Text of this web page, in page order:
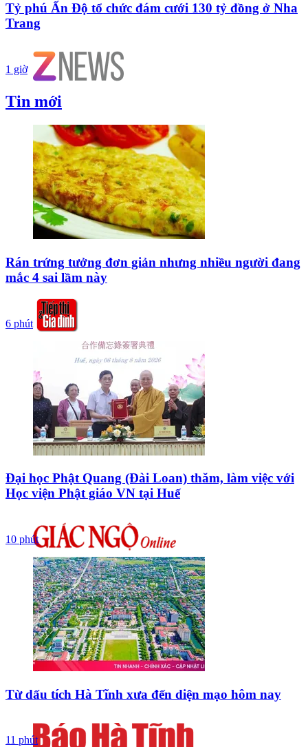
Tỷ phú Ấn Độ tổ chức đám cưới 130 tỷ đồng ở Nha
Trang
1 giờ
Tin mới
Rán trứng tưởng đơn giản nhưng nhiều người đang
mắc 4 sai lầm này
6 phút
Đại học Phật Quang (Đài Loan) thăm, làm việc với
Học viện Phật giáo VN tại Huế
10 phút
Từ dấu tích Hà Tĩnh xưa đến diện mạo hôm nay
11 phút